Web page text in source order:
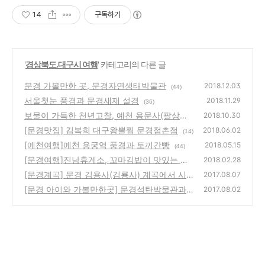
14 구독하기
'경상북도.대구시 여행' 카테고리의 다른 글
문경 가볼만한 곳, 문경자연생태박물관 (44) 2018.12.03
서울첫눈 풍경과 문경새재 설경 (36) 2018.11.29
보물이 가득한 천년고찰, 예천 용문사(팔상탱,
윤장대, 교지, 대장전, 자운루)
(36)
2018.10.30
[문경맛집] 김복희 대구왕뽈찜 문경점촌점 (14) 2018.06.02
[예천여행]예천 용궁역 풍경과 토끼간빵 (44) 2018.05.15
[문경여행]진남휴게소, 꼬마김밥이 맛있는 문
경대로 휴게소
(20)
2018.02.28
[문경계곡] 문경 김용사(김룡사) 계곡에서 시
원한 물놀이 하고 왔어요.
(6)
2017.08.07
[문경 아이와 가볼만한곳] 문경석탄박물관과
2017.08.02